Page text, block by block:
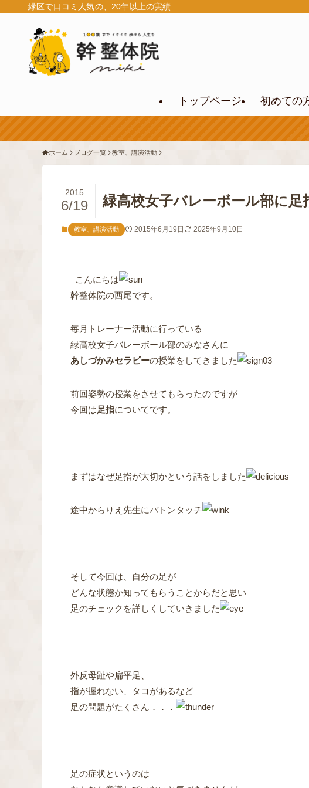
緑区で口コミ人気の、20年以上の実績
トップページ 初めての
ホーム ブログ一覧 教室、講演活動
緑高校女子バレーボール部に足
2015
6/19
教室、講演活動 2015年6月19日 2025年9月10日
こんにちは
幹整体院の西尾です。
毎月トレーナー活動に行っている
緑高校女子バレーボール部のみなさんに
あしづかみセラピーの授業をしてきました
前回姿勢の授業をさせてもらったのですが
今回は足指についてです。
まずはなぜ足指が大切かという話をしました
途中からりえ先生にバトンタッチ
そして今回は、自分の足が
どんな状態か知ってもらうことからだと思い
足のチェックを詳しくしていきました
外反母趾や扁平足、
指が握れない、タコがあるなど
足の問題がたくさん．．．
足の症状というのは